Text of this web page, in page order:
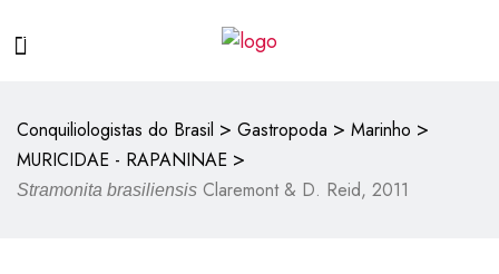
Conquiliologistas do Brasil > Gastropoda > Marinho >
MURICIDAE - RAPANINAE >
Stramonita brasiliensis Claremont & D. Reid, 2011